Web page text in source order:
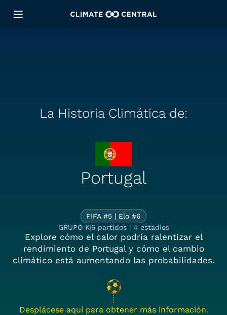
La Historia Climática de:
La Historia
Portugal
FIFA #5 | Elo #6
GRUPO K|5 partidos | 4 estadios
Explore cómo el calor podría ralentizar el
rendimiento de Portugal y cómo el cambio
climático está aumentando las probabilidades.
Desplácese aquí para obtener más información.